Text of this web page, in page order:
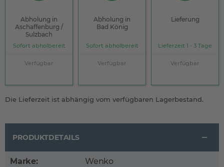
Abholung in
Aschaffenburg /
Sulzbach
Sofort abholbereit
Verfügbar
Abholung in
Bad König
Sofort abholbereit
Verfügbar
Lieferung
Lieferzeit 1 - 3 Tage
Verfügbar
Die Lieferzeit ist abhängig vom verfügbaren Lagerbestand.
PRODUKTDETAILS
Marke: Wenko